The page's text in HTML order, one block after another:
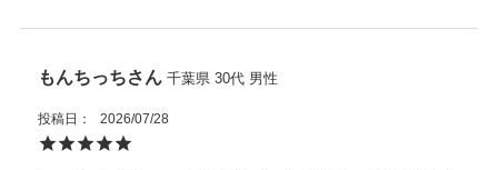
もんちっち 千葉県 30代 男性
投稿日 2026/07/28